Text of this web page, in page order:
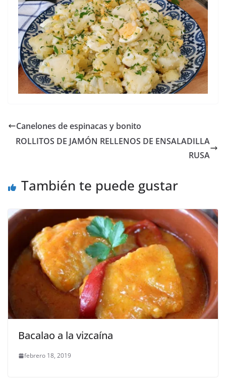
Canelones de espinacas y bonito
ROLLITOS DE JAMÓN RELLENOS DE ENSALADILLA
RUSA
También te puede gustar
Bacalao a la vizcaína
febrero 18, 2019